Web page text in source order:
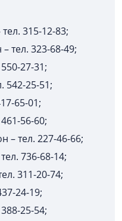
315-12-83;
тел. 323-68-49;
27-31;
542-25-51;
65-01;
56-60;
– тел. 227-46-66;
736-68-14;
311-20-74;
24-19;
25-54;